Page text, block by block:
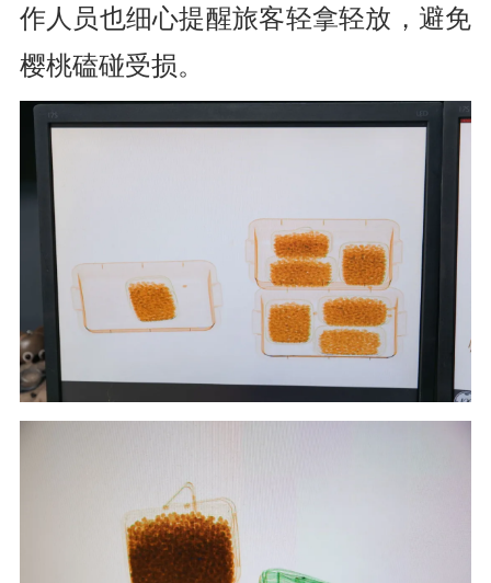
作人员也细心提醒旅客轻拿轻放， 避免
樱桃磕碰受损。